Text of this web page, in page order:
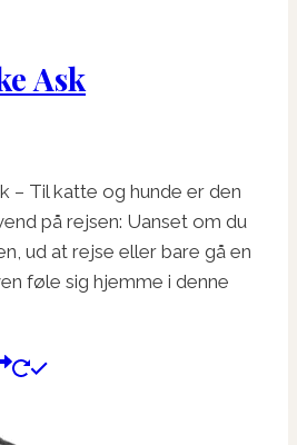
Ask
– Til katte og hunde er den
på rejsen: Uanset om du
ud at rejse eller bare gå en
føle sig hjemme i denne